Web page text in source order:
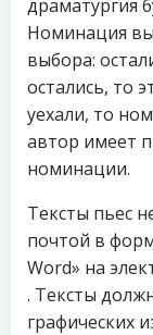
драматургия
Номинация
выбора:
остались, то
уехали, то
автор имеет
номинации.
Тексты пьес
почтой в
Word» на
. Тексты
графических